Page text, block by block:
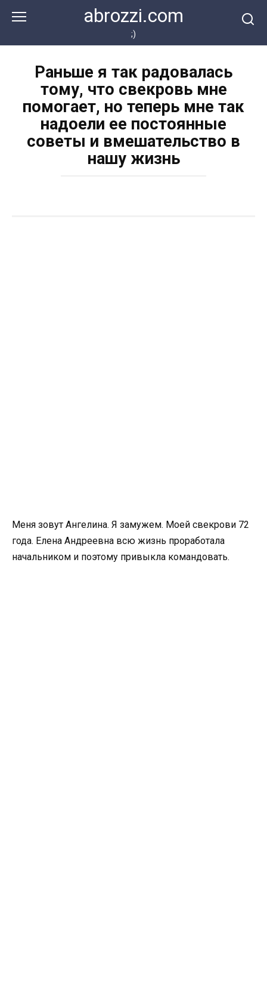
abrozzi.com
;)
Раньше я так радовалась
тому, что свекровь мне
помогает, но теперь мне так
надоели ее постоянные
советы и вмешательство в
нашу жизнь
Меня зовут Ангелина. Я замужем. Моей свекрови 72
года. Елена Андреевна всю жизнь проработала
начальником и поэтому привыкла командовать.